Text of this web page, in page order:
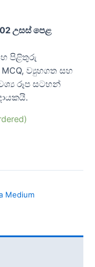
උසස් පෙළ
පිළිතුරු
ව්‍යුහගත සහ
රූප සටහන්
Medium